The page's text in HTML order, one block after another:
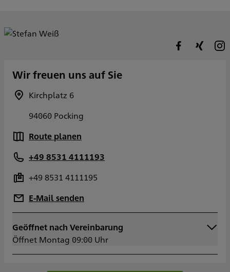
Wir freuen uns auf Sie
Kirchplatz 6
94060 Pocking
Route planen
+49 8531 4111193
+49 8531 4111195
E-Mail senden
Geöffnet nach Vereinbarung
Öffnet Montag 09:00 Uhr
Montag
Dienstag
Mittwoch
09:00 - 13:00